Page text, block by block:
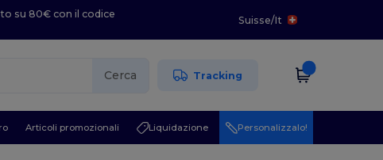
su 80€ con il codice
Suisse/It
Cerca Tracking
Articoli promozionali Liquidazione Personalizzalo!